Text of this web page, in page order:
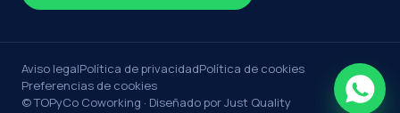
Aviso legalPolítica de privacidadPolítica de cookies
Preferencias de cookies
© TOPyCo Coworking · Diseñado por Just Quality